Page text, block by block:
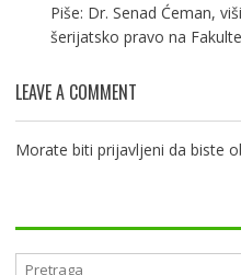
Piše: Dr. Senad Ćeman,
šerijatsko pravo na
LEAVE A COMMENT
Morate biti prijavljeni da biste